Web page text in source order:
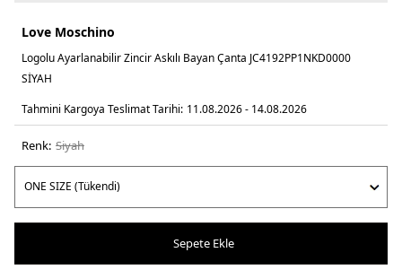
Love Moschino
Logolu Ayarlanabilir Zincir Askılı Bayan Çanta JC4192PP1NKD0000
SİYAH
Tahmini Kargoya Teslimat Tarihi: 11.08.2026 - 14.08.2026
Renk: si̇yah
Sepete Ekle